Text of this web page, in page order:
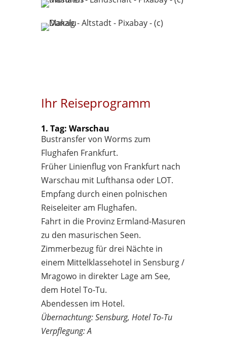
Ihr Reiseprogramm
1. Tag: Warschau
Bustransfer von Worms zum
Flughafen Frankfurt.
Früher Linienflug von Frankfurt nach
Warschau mit Lufthansa oder LOT.
Empfang durch einen polnischen
Reiseleiter am Flughafen.
Fahrt in die Provinz Ermland-Masuren
zu den masurischen Seen.
Zimmerbezug für drei Nächte in
einem Mittelklassehotel in Sensburg /
Mragowo in direkter Lage am See,
dem Hotel To-Tu.
Abendessen im Hotel.
Übernachtung: Sensburg, Hotel To-Tu
Verpflegung: A